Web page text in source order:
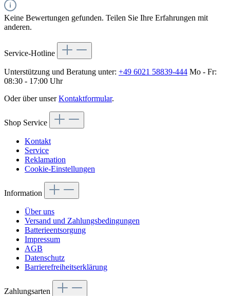
Keine Bewertungen gefunden. Teilen Sie Ihre Erfahrungen mit
anderen.
Service-Hotline
Unterstützung und Beratung unter: +49 6021 58839-444 Mo - Fr:
08:30 - 17:00 Uhr
Oder über unserKontaktformular.
Shop Service
Kontakt
Service
Reklamation
Cookie-Einstellungen
Information
Über uns
Versand und Zahlungsbedingungen
Batterieentsorgung
Impressum
AGB
Datenschutz
Barrierefreiheitserklärung
Zahlungsarten